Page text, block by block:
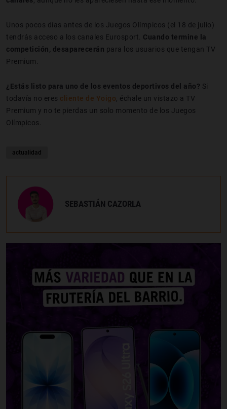
Unos pocos días antes de los Juegos Olímpicos (el 18 de julio)
tendrás acceso a los canales Eurosport. Cuando termine la
competición, desaparecerán para los usuarios que tengan TV
Premium.
¿Estás listo para uno de los eventos deportivos del año? Si
todavía no eres cliente de Yoigo , échale un vistazo a TV
Premium y no te pierdas un solo momento de los Juegos
Olímpicos.
actualidad
SEBASTIÁN CAZORLA